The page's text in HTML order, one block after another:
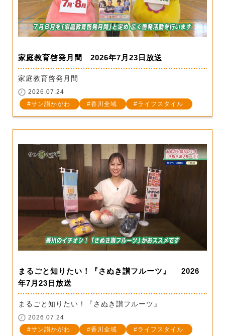
家庭教育啓発月間 2026年7月23日放送
家庭教育啓発月間
2026.07.24
サン讃かがわ
香川全域 ライフスタイル
まるごと知りたい！『さぬき讃フルーツ』 2026
年7月23日放送
まるごと知りたい！『さぬき讃フルーツ』
2026.07.24
サン讃かがわ
香川全域 ライフスタイル